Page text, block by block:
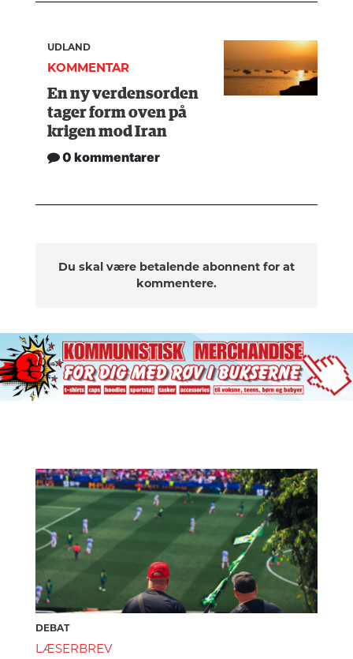
UDLAND
KOMMENTAR
En ny verdensorden
tager form oven på
krigen mod Iran
0 kommentarer
Du skal være betalende abonnent for at
kommentere.
DEBAT
LÆSERBREV